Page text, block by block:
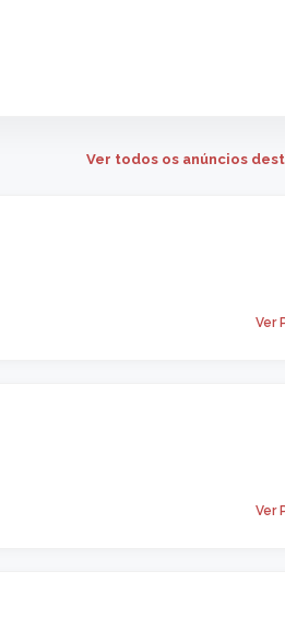
Ver todos os anúncios
Ver
Ver